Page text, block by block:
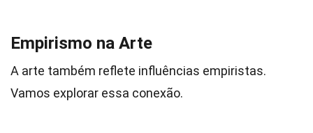
Empirismo na Arte
A arte também reflete influências empiristas.
Vamos explorar essa conexão.